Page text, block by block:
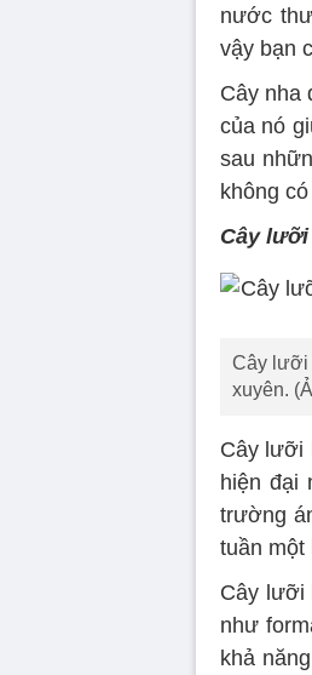
nước
vậy bạn
Cây nha
của nó
sau
không
Cây
Cây lưỡi
xuyên.
Cây lưỡi
hiện đại
trường
tuần một
Cây lưỡi
như
khả